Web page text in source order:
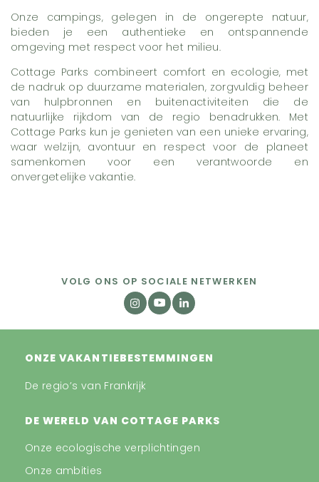
Onze campings, gelegen in de ongerepte natuur,
bieden je een authentieke en ontspannende
omgeving met respect voor het milieu.
Cottage Parks combineert comfort en ecologie, met
de nadruk op duurzame materialen, zorgvuldig beheer
van hulpbronnen en buitenactiviteiten die de
natuurlijke rijkdom van de regio benadrukken. Met
Cottage Parks kun je genieten van een unieke ervaring,
waar welzijn, avontuur en respect voor de planeet
samenkomen voor een verantwoorde en
onvergetelijke vakantie.
VOLG ONS OP SOCIALE NETWERKEN
ONZE VAKANTIEBESTEMMINGEN
De regio’s van Frankrijk
DE WERELD VAN COTTAGE PARKS
Onze ecologische verplichtingen
Onze ambities